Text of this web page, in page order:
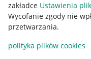
zakładce Ustawienia
Wycofanie zgody nie
przetwarzania.
polityka plików cookies